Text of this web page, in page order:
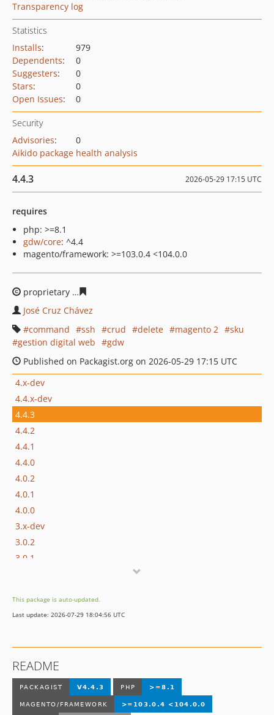
Transparency log
Statistics
Installs:
979
Dependents:
0
Suggesters:
0
Stars:
0
Open Issues: 0
Security
Advisories:
0
Aikido package health analysis
4.4.3 2026-05-29 17:15 UTC
requires
php: >=8.1
gdw/core: ^4.4
magento/framework: >=103.0.4 <104.0.0
proprietary
José Cruz Chávez
command
ssh crud delete magento 2
sku
gestion digital web
gdw
Published on Packagist.org on 2026-05-29 17:15 UTC
4.x-dev
4.4.x-dev
4.4.3
4.4.2
4.4.1
4.4.0
4.0.2
4.0.1
4.0.0
3.x-dev
3.0.2
3.0.1
1.0.3
1.0.2
This package is auto-updated.
Last update: 2026-07-29 18:04:56 UTC
README